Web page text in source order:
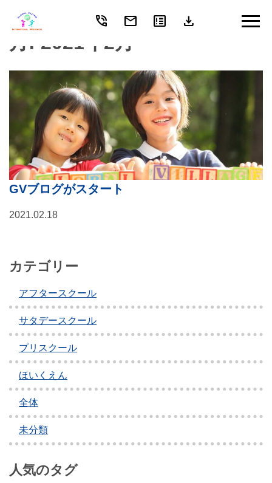
Skip
content
phone_in_talk mail breaking_news download
月: 2021年2月
GVブログがスタート
2021.02.18
カテゴリー
アフタースクール
サタデースクール
プリスクール
ほいくえん
全体
未分類
人気のタグ